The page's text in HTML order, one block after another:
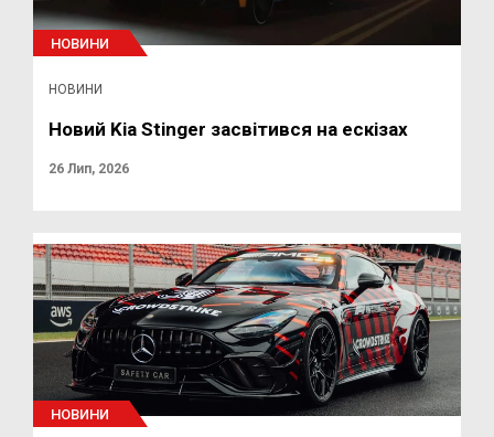
НОВИНИ
НОВИНИ
Новий Kia Stinger засвітився на ескізах
26 Лип, 2026
НОВИНИ